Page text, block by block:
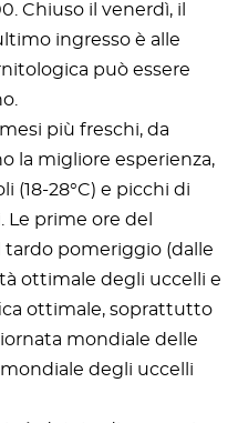
Chiuso il venerdì, il
ingresso è alle
può essere
mesi più freschi, da
la migliore esperienza,
(18-28°C) e picchi di
prime ore del
tardo pomeriggio (dalle
ottimale degli uccelli e
ottimale, soprattutto
mondiale delle
degli uccelli